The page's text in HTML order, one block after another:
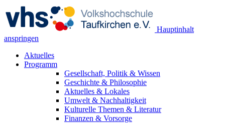
Hauptinhalt
anspringen
Aktuelles
Programm
Gesellschaft, Politik & Wissen
Geschichte & Philosophie
Aktuelles & Lokales
Umwelt & Nachhaltigkeit
Kulturelle Themen & Literatur
Finanzen & Vorsorge